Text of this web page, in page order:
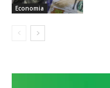
Economia